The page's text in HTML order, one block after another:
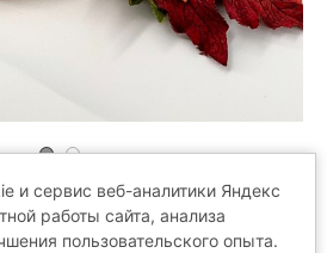
и сервис веб-аналитики Яндекс
работы сайта, анализа
пользовательского опыта.